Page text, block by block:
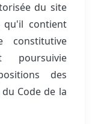
du site
contient
constitutive
poursuivie
des
Code de la